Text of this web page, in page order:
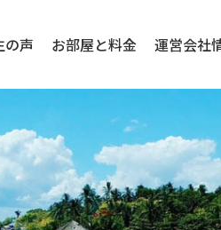
の声 お部屋と料金 運営会社